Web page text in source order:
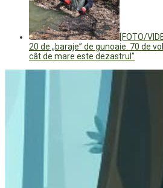
[FOTO/
20 de „baraje” de gunoaie. 70 de
cât de mare este dezastrul”